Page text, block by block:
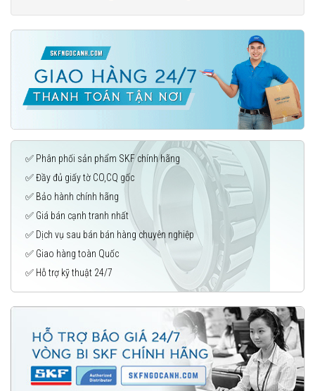
✅ Phân phối sản phẩm SKF chính hãng
✅ Đầy đủ giấy tờ CO,CQ gốc
✅ Bảo hành chính hãng
✅ Giá bán cạnh tranh nhất
✅ Dịch vụ sau bán bán hàng chuyên nghiệp
✅ Giao hàng toàn Quốc
✅ Hỗ trợ kỹ thuật 24/7